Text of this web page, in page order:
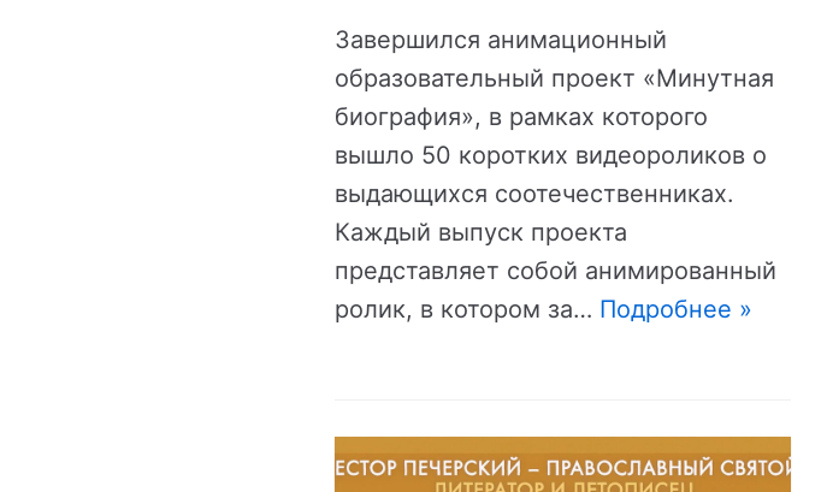
Завершился анимационный
образовательный проект «Минутная
биография», в рамках которого
вышло 50 коротких видеороликов о
выдающихся соотечественниках.
Каждый выпуск проекта
представляет собой анимированный
ролик, в котором за… Подробнее »